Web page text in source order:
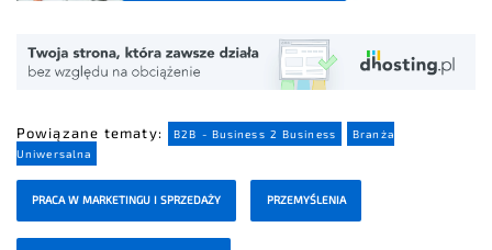
Powiązane tematy: B2B - Business 2 Business
Branża
Uniwersalna
PRACA W MARKETINGU I SPRZEDAŻY PRZEMYŚLENIA